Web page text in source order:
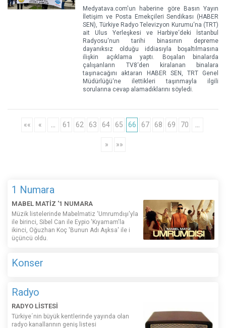
Medyatava.com'un haberine göre Basın Yayın
İletişim ve Posta Emekçileri Sendikası (HABER
SEN), Türkiye Radyo Televizyon Kurumu‘na (TRT)
ait Ulus Yerleşkesi ve Harbiye‘deki İstanbul
Radyosu‘nun tarihi binasının depreme
dayanıksız olduğu iddiasıyla boşaltılmasına
ilişkin açıklama yaptı. Boşalan binalarda
çalışanların TV8‘den kiralanan binalara
taşınacağını aktaran HABER SEN, TRT Genel
Müdürlüğü‘ne ilettikleri taşınmayla ilgili
sorularına cevap alamadıklarını söyledi.
«« « 61 62 63 64 65 66 67 68 69 70
» »»
1 Numara
MABEL MATİZ '1 NUMARA
Müzik listelerinde Mabelmatiz ‘Umrumdışı'yla
ile birinci, Sibel Can ile Eypio 'Kıyamam'la
ikinci, Oğuzhan Koç 'Bunun Adı Aşksa' ile i
üçüncü oldu.
Konser
Radyo
RADYO LİSTESİ
Türkiye´nin büyük kentlerinde yayında olan
radyo kanallarının geniş listesi